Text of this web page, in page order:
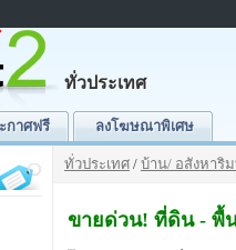
ทั่วประเทศ
กาศฟรี ลงโฆษณาพิเศษ
ทั่วประเทศ / บ้าน/ อสังหาริ
ขายด่วน! ที่ดิน - พื้น